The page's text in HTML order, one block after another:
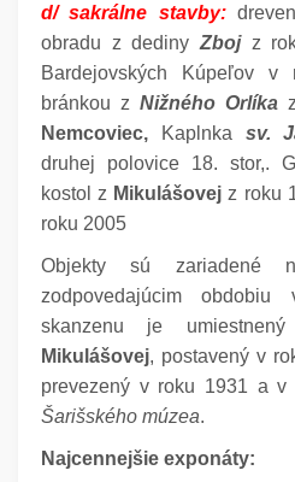
d/ sakrálne stavby:
obradu z dediny Zbojz
Bardejovských Kúpeľov
bránkou z Nižného Orlíkaz
Nemcoviec, Kaplnka sv.
druhej polovice 18. stor,.
kostol z Mikulášovej z roku
roku 2005
Objekty sú zariadené
zodpovedajúcim
skanzenu je
Mikulášovej, postavený v
prevezený v roku 1931 a
Šarišského múzea.
Najcennejšie exponáty: